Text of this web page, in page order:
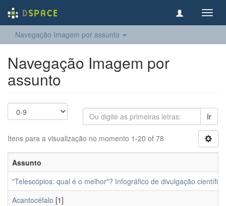
Navegação Imagem por assunto
Navegação Imagem por
assunto
Ir
Itens para a visualização no momento 1-20 of 78
Assunto
"Telescópios: qual é o melhor"? Infográfico de divulgação
Acantocéfalo [1]